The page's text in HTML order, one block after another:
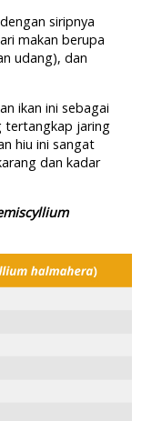
siripnya
makan berupa
udang), dan
ikan ini sebagai
tertangkap jaring
hiu ini sangat
dan kadar